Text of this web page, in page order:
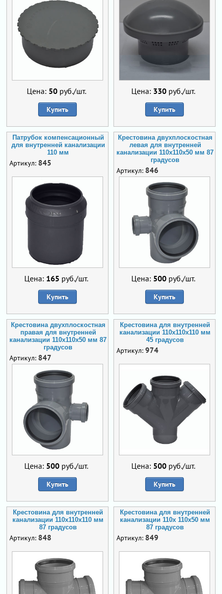
Цена: 50руб./шт.
Купить
Цена: 330 руб./шт.
Купить
Патрубок компенсационный
для внутренней канализации
110 мм
Артикул: 845
Цена: 165 руб./шт.
Купить
Крестовина двухплоскостная
левая для внутренней
канализации 110х110х50 мм 87
градусов
Артикул: 846
Цена: 500 руб./шт.
Купить
Крестовина двухплоскостная
правая для внутренней
канализации 110х110х50 мм 87
градусов
Артикул: 847
Цена: 500 руб./шт.
Купить
Крестовина для внутренней
канализации 110х110х110 мм
45 градусов
Артикул: 974
Цена: 500 руб./шт.
Купить
Крестовина для внутренней
канализации 110х110х110 мм
87 градусов
Артикул: 848
Крестовина для внутренней
канализации 110х 110х50 мм
87 градусов
Артикул: 849